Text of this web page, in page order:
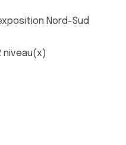
Nord-Sud
niveau(x)